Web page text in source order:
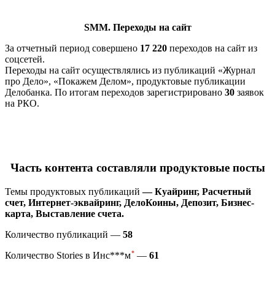
SMM. Переходы на сайт
За отчетный период совершено 17 220 переходов на сайт из
соцсетей.
Переходы на сайт осуществлялись из публикаций «Журнал
про Дело», «Покажем Делом», продуктовые публикации
Делобанка. По итогам переходов зарегистрировано 30 заявок
на РКО.
Часть контента составляли продуктовые посты
Темы продуктовых публикаций — Куайринг, Расчетный
счет, Интернет-эквайринг, ДелоКоины, Депозит, Бизнес-
карта, Выставление счета.
Количество публикаций — 58
Количество Stories в Инс***м* — 61